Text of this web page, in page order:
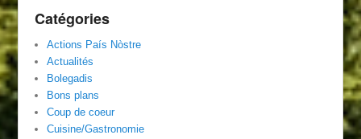
Catégories
Actions País Nòstre
Actualités
Bolegadis
Bons plans
Coup de coeur
Cuisine/Gastronomie